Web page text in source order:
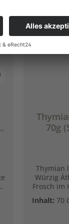
70g
Thymian
Würzig Ätherisch Herb Der
Frosch im
das
Thymian
Inhalt: 70